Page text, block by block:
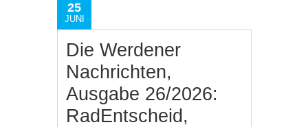
25
JUNI
Die Werdener
Nachrichten,
Ausgabe 26/2026:
RadEntscheid,